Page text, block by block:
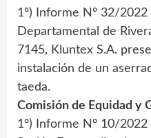
1º) Informe Nº 32/
Departamental de
7145, Kluntex S.A.
instalación de un
taeda.
Comisión de Equidad y
1º) Informe Nº 10/